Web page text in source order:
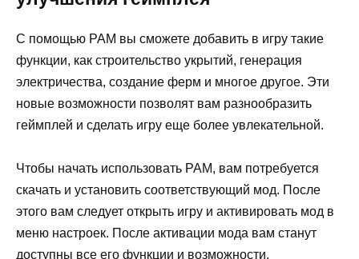
С помощью PAM вы сможете добавить в игру такие
функции, как строительство укрытий, генерация
электричества, создание ферм и многое другое. Эти
новые возможности позволят вам разнообразить
геймплей и сделать игру еще более увлекательной.
Чтобы начать использовать PAM, вам потребуется
скачать и установить соответствующий мод. После
этого вам следует открыть игру и активировать мод в
меню настроек. После активации мода вам станут
доступны все его функции и возможности.